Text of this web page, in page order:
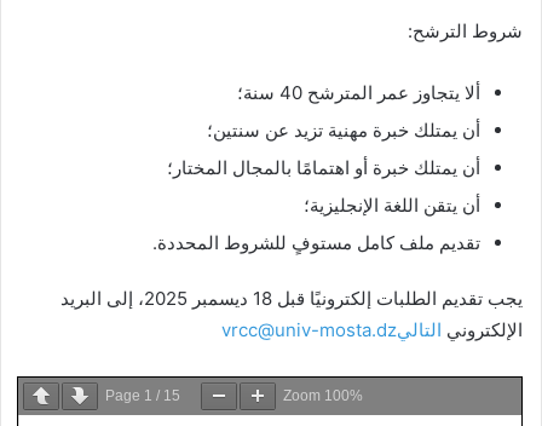
شروط الترشح:
ألا يتجاوز عمر المترشح 40 سنة؛
أن يمتلك خبرة مهنية تزيد عن سنتين؛
أن يمتلك خبرة أو اهتمامًا بالمجال المختار؛
أن يتقن اللغة الإنجليزية؛
تقديم ملف كامل مستوفٍ للشروط المحددة.
يجب تقديم الطلبات إلكترونيًا قبل 18 ديسمبر 2025، إلى البريد
الإلكتروني التاليvrcc@univ-mosta.dz
Page 1 / 15 Zoom 100%